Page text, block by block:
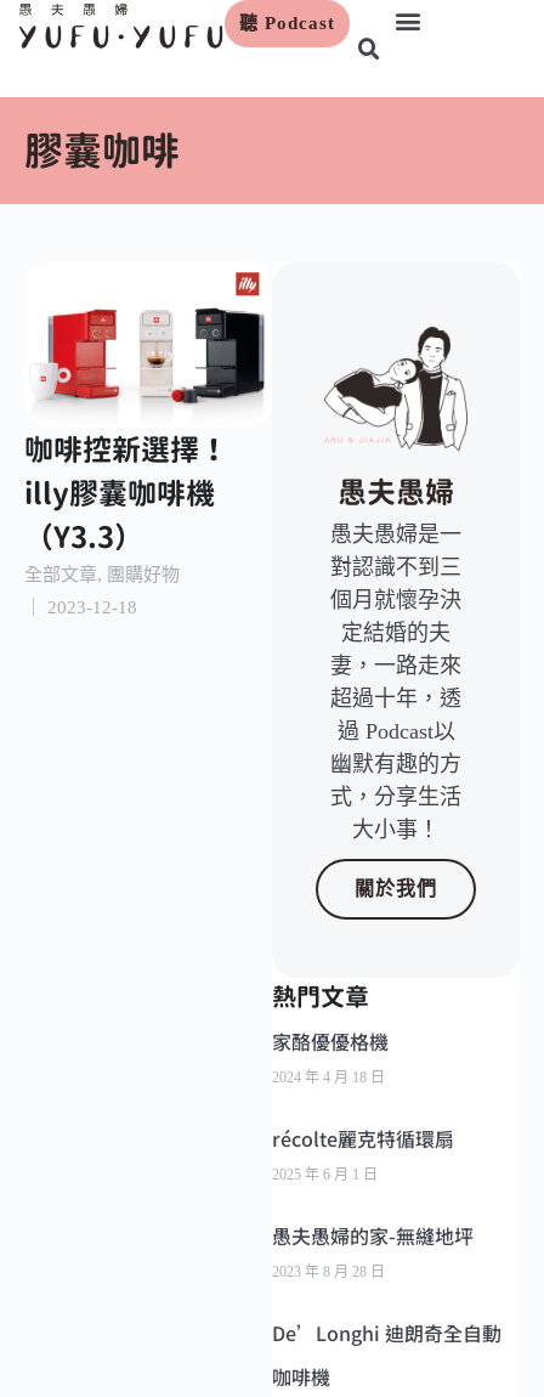
跳
主
要
內
聽 Podcast
膠囊咖啡
咖啡控新選擇！
illy膠囊咖啡機
（Y3.3）
全部文章, 團購好物
2023-12-18
愚夫愚婦
愚夫愚婦是一
對認識不到三
個月就懷孕決
定結婚的夫
妻，一路走來
超過十年，透
過 Podcast以
幽默有趣的方
式，分享生活
大小事！
關於我們
熱門文章
家酪優優格機
2024 年 4 月 18 日
récolte麗克特循環扇
2025 年 6 月 1 日
愚夫愚婦的家-無縫地坪
2023 年 8 月 28 日
De’Longhi 迪朗奇全自動
咖啡機